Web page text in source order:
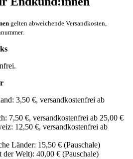
gelten abweichende Versandkosten,
3,50 €, versandkostenfrei ab
7,50 €, versandkostenfrei ab 25,00 €
12,50 €, versandkostenfrei ab
Länder: 15,50 € (Pauschale)
Welt): 40,00 € (Pauschale)